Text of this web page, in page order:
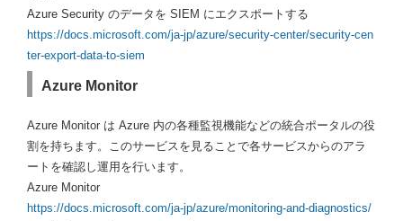
Azure Security のデータを SIEM にエクスポートする
https://docs.microsoft.com/ja-jp/azure/security-center/security-cen
ter-export-data-to-siem
Azure Monitor
Azure Monitor は Azure 内の各種監視機能などの統合ポータルの役
割を持ちます。このサービスを見ることで各サービスからのアラ
ートを確認し運用を行います。
Azure Monitor
https://docs.microsoft.com/ja-jp/azure/monitoring-and-diagnostics/